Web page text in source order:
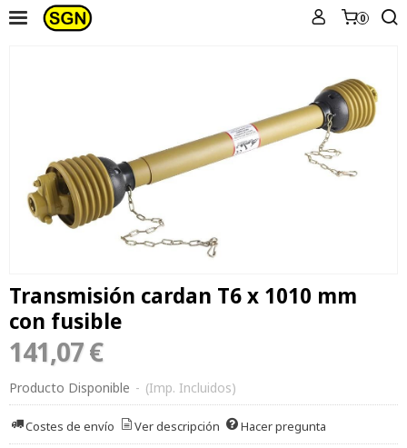
0
Transmisión cardan T6 x 1010 mm
con fusible
141,07 €
Producto Disponible - (Imp. Incluidos)
Costes de envío Ver descripción Hacer pregunta